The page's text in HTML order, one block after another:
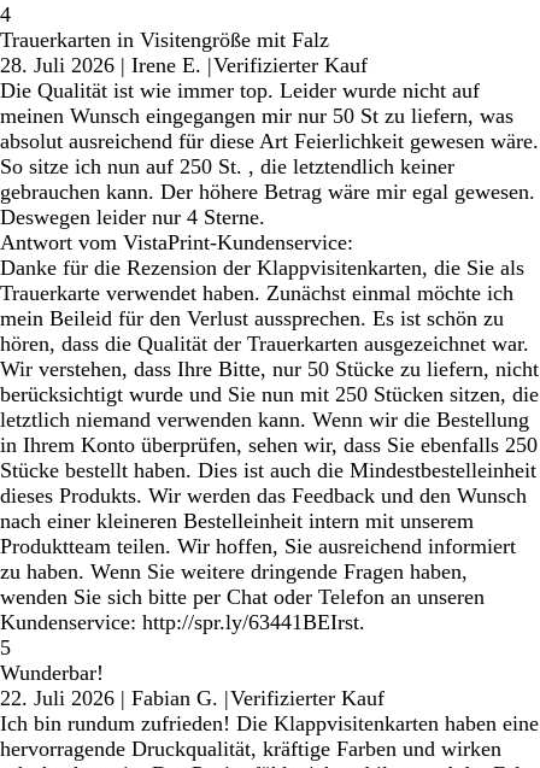
4
Trauerkarten in Visitengröße mit Falz
28. Juli 2026 | Irene E. |Verifizierter Kauf
Die Qualität ist wie immer top. Leider wurde nicht auf
meinen Wunsch eingegangen mir nur 50 St zu liefern, was
absolut ausreichend für diese Art Feierlichkeit gewesen wäre.
So sitze ich nun auf 250 St. , die letztendlich keiner
gebrauchen kann. Der höhere Betrag wäre mir egal gewesen.
Deswegen leider nur 4 Sterne.
Antwort vom VistaPrint-Kundenservice:
Danke für die Rezension der Klappvisitenkarten, die Sie als
Trauerkarte verwendet haben. Zunächst einmal möchte ich
mein Beileid für den Verlust aussprechen. Es ist schön zu
hören, dass die Qualität der Trauerkarten ausgezeichnet war.
Wir verstehen, dass Ihre Bitte, nur 50 Stücke zu liefern, nicht
berücksichtigt wurde und Sie nun mit 250 Stücken sitzen, die
letztlich niemand verwenden kann. Wenn wir die Bestellung
in Ihrem Konto überprüfen, sehen wir, dass Sie ebenfalls 250
Stücke bestellt haben. Dies ist auch die Mindestbestelleinheit
dieses Produkts. Wir werden das Feedback und den Wunsch
nach einer kleineren Bestelleinheit intern mit unserem
Produktteam teilen. Wir hoffen, Sie ausreichend informiert
zu haben. Wenn Sie weitere dringende Fragen haben,
wenden Sie sich bitte per Chat oder Telefon an unseren
Kundenservice: http://spr.ly/63441BEIrst.
5
Wunderbar!
22. Juli 2026 | Fabian G. |Verifizierter Kauf
Ich bin rundum zufrieden! Die Klappvisitenkarten haben eine
hervorragende Druckqualität, kräftige Farben und wirken